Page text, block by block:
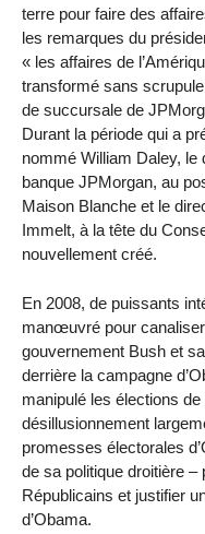
terre pour faire des
les remarques du
« les affaires de
transformé sans
de succursale de
Durant la période qui a
nommé William Daley, le
banque JPMorgan, au
Maison Blanche et le
Immelt, à la tête du
nouvellement créé.
En 2008, de puissants
manœuvré pour
gouvernement Bush et
derrière la campagne
manipulé les élections
désillusionnement
promesses électorales
de sa politique droitière
Républicains et justifier
d’Obama.